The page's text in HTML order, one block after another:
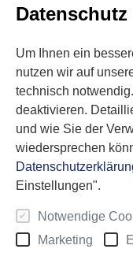
GmbH & Co. KG
E-Mail:
51427 Bergisch
Datenschutz
Um Ihnen ein
nutzen wir auf
technisch
deaktivieren.
und wie Sie der
wiedersprechen
Einstellungen".
Notwendige
Marketing